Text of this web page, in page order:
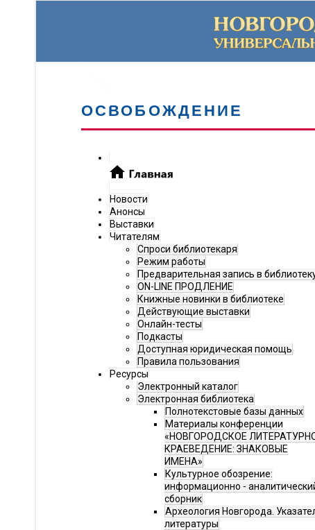
ОСВОБОЖДЕНИЕ
Новости
Анонсы
Выставки
Читателям
Спроси библиотекаря
Режим работы
Предварительная запись в
ON-LINE ПРОДЛЕНИЕ
Книжные новинки в библиотеке
Действующие выставки
Онлайн-тесты
Подкасты
Доступная юридическая помощь
Правила пользования
Ресурсы
Электронный каталог
Электронная библиотека
Полнотекстовые базы данных
Материалы конференции
«НОВГОРОДСКОЕ
КРАЕВЕДЕНИЕ: ЗНАКОВЫЕ
ИМЕНА»
Культурное обозрение:
информационно -
сборник
Археология Новгорода.
литературы